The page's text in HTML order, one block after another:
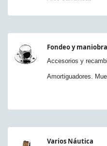
Fondeo y maniobra
Accesorios y
Amortiguadores.
Varios Náutica